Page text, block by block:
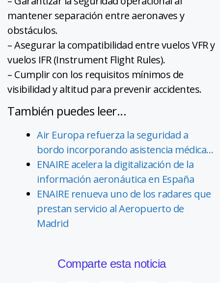
mantener separación entre aeronaves y
obstáculos.
– Asegurar la compatibilidad entre vuelos VFR y
vuelos IFR (Instrument Flight Rules).
– Cumplir con los requisitos mínimos de
visibilidad y altitud para prevenir accidentes.
También puedes leer...
Air Europa refuerza la seguridad a
bordo incorporando asistencia médica…
ENAIRE acelera la digitalización de la
información aeronáutica en España
ENAIRE renueva uno de los radares que
prestan servicio al Aeropuerto de
Madrid
Comparte esta noticia